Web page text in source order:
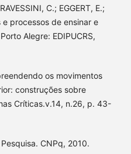
C.; EGGERT, E.;
e processos de ensinar e
Alegre: EDIPUCRS,
os movimentos
construções sobre
Críticas.v.14, n.26, p. 43-
CNPq, 2010.